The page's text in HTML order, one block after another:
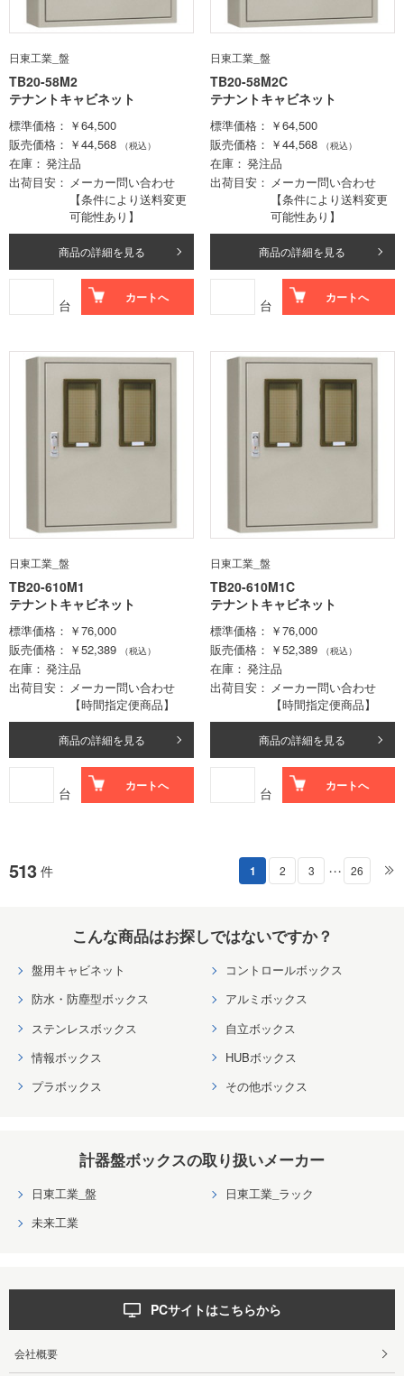
日東工業_盤
TB20-58M2
テナントキャビネット
標準価格
￥64,500
販売価格
￥44,568 （税込）
在庫
発注品
出荷目安
メーカー問い合わせ
【条件により送料変更
可能性あり】
商品の詳細を見る
台 カートへ
日東工業_盤
TB20-58M2C
テナントキャビネット
標準価格
￥64,500
販売価格
￥44,568 （税込）
在庫
発注品
出荷目安
メーカー問い合わせ
【条件により送料変更
可能性あり】
商品の詳細を見る
台 カートへ
日東工業_盤
TB20-610M1
テナントキャビネット
標準価格
￥76,000
販売価格
￥52,389 （税込）
在庫
発注品
出荷目安
メーカー問い合わせ
【時間指定便商品】
商品の詳細を見る
台 カートへ
日東工業_盤
TB20-610M1C
テナントキャビネット
標準価格
￥76,000
販売価格
￥52,389 （税込）
在庫
発注品
出荷目安
メーカー問い合わせ
【時間指定便商品】
商品の詳細を見る
台 カートへ
513 件 1 2 3 ・・・ 26
こんな商品はお探しではないですか？
盤用キャビネット
コントロールボックス
防水・防塵型ボックス
アルミボックス
ステンレスボックス
自立ボックス
情報ボックス
HUBボックス
プラボックス
その他ボックス
計器盤ボックスの取り扱いメーカー
日東工業_盤
日東工業_ラック
未来工業
PCサイトはこちらから
会社概要